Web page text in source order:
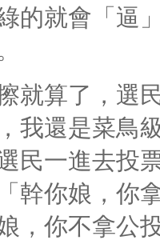
的就會「逼
就算了，選
我還是菜鳥
民一進去投
幹你娘，你
，你不拿公